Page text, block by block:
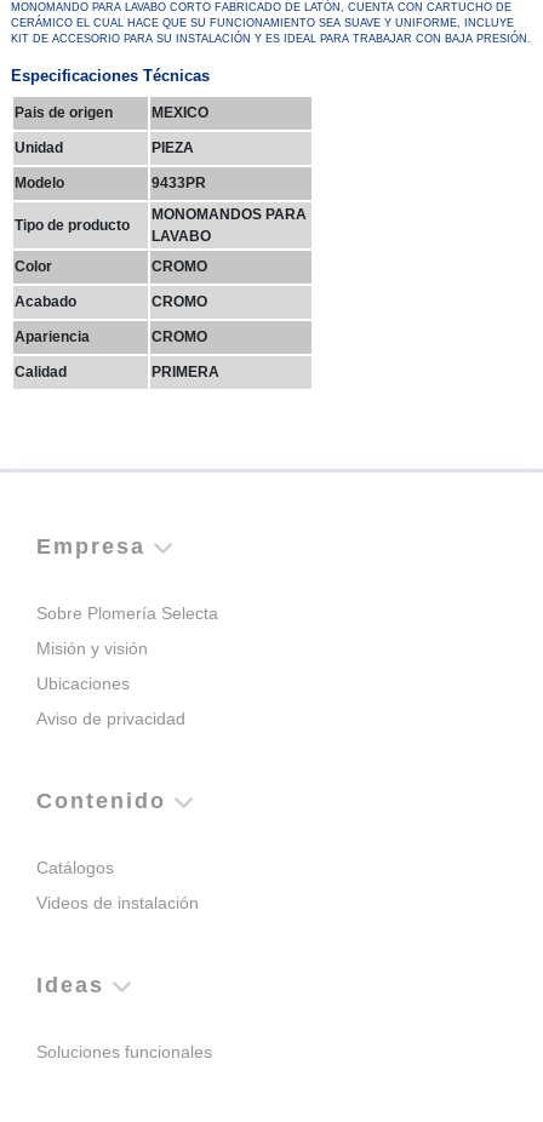
MONOMANDO PARA LAVABO CORTO FABRICADO DE LATÓN, CUENTA CON CARTUCHO DE
CERÁMICO EL CUAL HACE QUE SU FUNCIONAMIENTO SEA SUAVE Y UNIFORME, INCLUYE
KIT DE ACCESORIO PARA SU INSTALACIÓN Y ES IDEAL PARA TRABAJAR CON BAJA PRESIÓN.
Especificaciones Técnicas
Pais de origen MEXICO
Unidad PIEZA
Modelo 9433PR
Tipo de producto
MONOMANDOS PARA
LAVABO
Color
CROMO
Acabado CROMO
Apariencia CROMO
Calidad PRIMERA
Empresa
Sobre Plomería Selecta
Misión y visión
Ubicaciones
Aviso de privacidad
Contenido
Catálogos
Videos de instalación
Ideas
Soluciones funcionales